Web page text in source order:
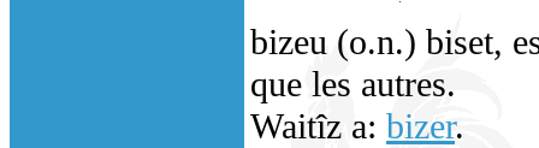
bizeu (o.n.) biset,
que les autres.
Waitîz a: bizer.